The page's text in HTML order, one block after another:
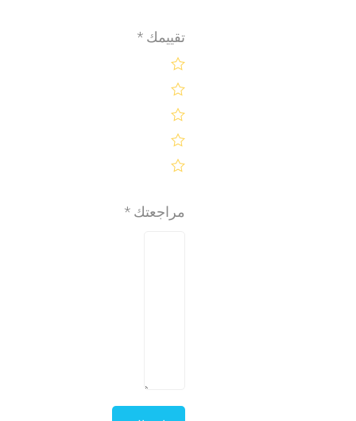
تقييمك *
مراجعتك *